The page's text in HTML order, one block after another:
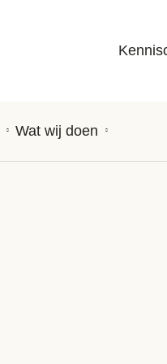
Wat wij doen